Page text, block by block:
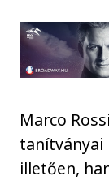
Marco
tanítványai
illetően,